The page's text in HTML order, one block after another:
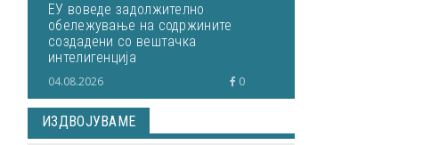
ЕУ воведе задолжително
обележување на содржините
создадени со вештачка
интелигенција
04.08.2026 0
ИЗДВОЈУВАМЕ